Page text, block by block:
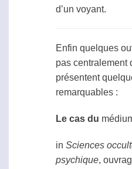
d’un voyant.
Enfin quelques
pas centralement
présentent
remarquables :
Le cas du
in Sciences
psychique,